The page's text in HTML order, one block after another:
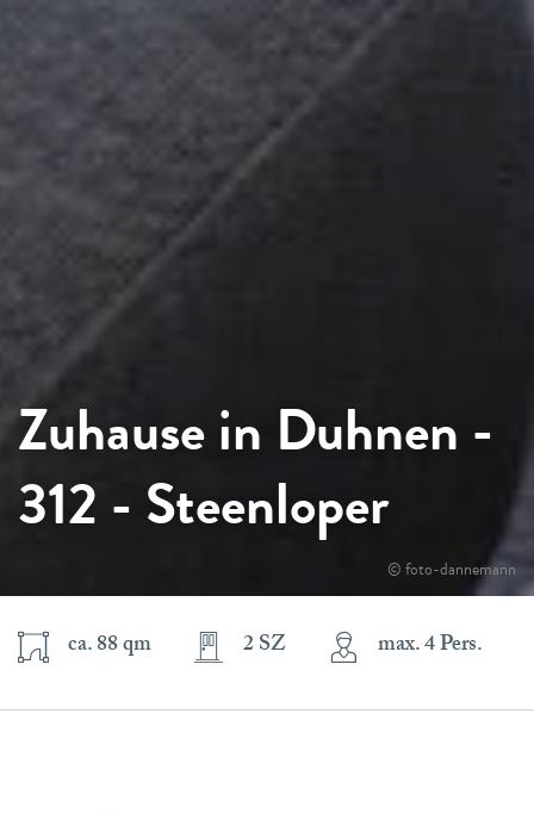
© foto-dannemann
Zuhause in Duhnen -
312 - Steenloper
ca. 88 qm 2 SZ max. 4 Pers.